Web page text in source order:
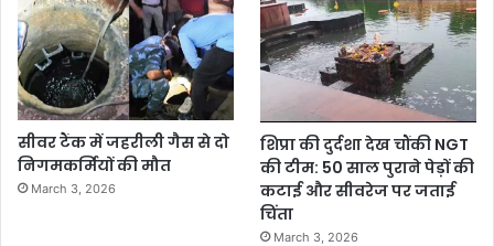
सीवर टैंक में जहरीली गैस से दो
निगमकर्मियों की मौत
March 3, 2026
शिप्रा की दुर्दशा देख चौंकी NGT
की टीम: 50 साल पुराने पेड़ों की
कटाई और सीवरेज पर जताई
चिंता
March 3, 2026